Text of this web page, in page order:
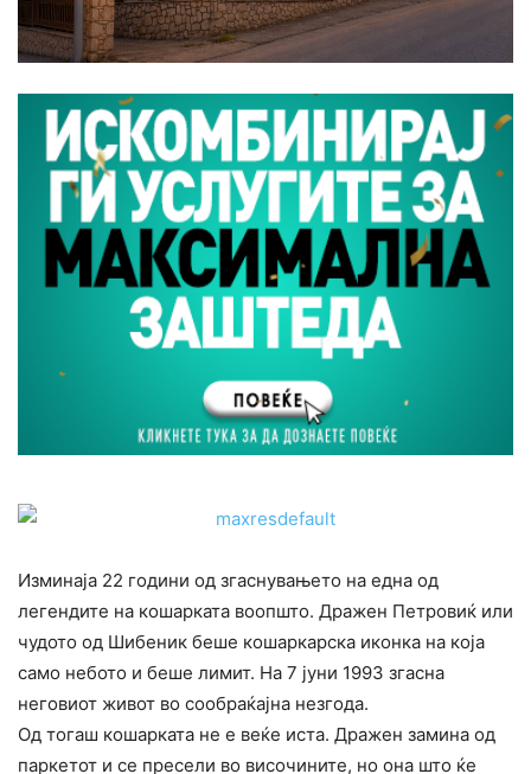
Изминаја 22 години од згаснувањето на една од
легендите на кошарката воопшто. Дражен Петровиќ или
чудото од Шибеник беше кошаркарска иконка на која
само небото и беше лимит. На 7 јуни 1993 згасна
неговиот живот во сообраќајна незгода.
Од тогаш кошарката не е веќе иста. Дражен замина од
паркетот и се пресели во височините, но она што ќе